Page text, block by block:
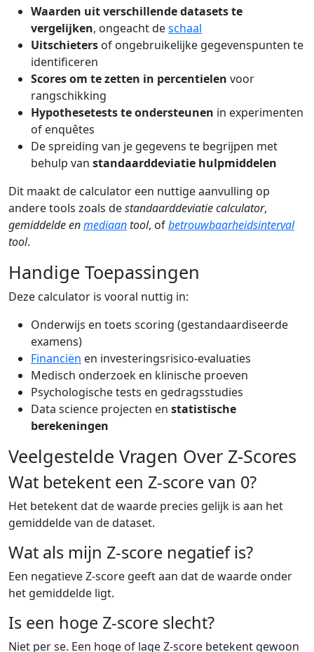
Waarden uit verschillende datasets te
vergelijken, ongeacht deschaal
Uitschieters of ongebruikelijke gegevenspunten te
identificeren
Scores om te zetten in percentielen voor
rangschikking
Hypothesetests te ondersteunen in experimenten
of enquêtes
De spreiding van je gegevens te begrijpen met
behulp van standaarddeviatie hulpmiddelen
Dit maakt de calculator een nuttige aanvulling op
andere tools zoals destandaarddeviatie calculator,
gemiddelde enmediaantool, ofbetrouwbaarheidsinterval
tool.
Handige Toepassingen
Deze calculator is vooral nuttig in:
Onderwijs en toets scoring (gestandaardiseerde
examens)
Financiën en investeringsrisico-evaluaties
Medisch onderzoek en klinische proeven
Psychologische tests en gedragsstudies
Data science projecten en statistische
berekeningen
Veelgestelde Vragen Over Z-Scores
Wat betekent een Z-score van 0?
Het betekent dat de waarde precies gelijk is aan het
gemiddelde van de dataset.
Wat als mijn Z-score negatief is?
Een negatieve Z-score geeft aan dat de waarde onder
het gemiddelde ligt.
Is een hoge Z-score slecht?
Niet per se. Een hoge of lage Z-score betekent gewoon